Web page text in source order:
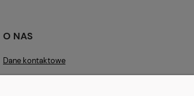
O NAS
Dane kontaktowe